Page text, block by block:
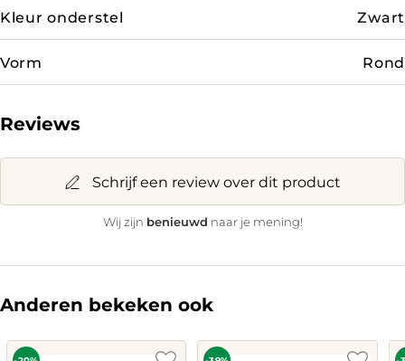
Kleur onderstel Zwart
Vorm Rond
Reviews
Schrijf een review over dit product
Wij zijn benieuwd naar je mening!
Anderen bekeken ook